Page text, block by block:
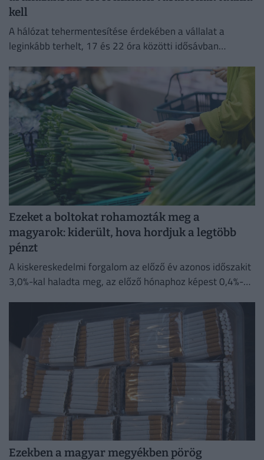
kell
A hálózat tehermentesítése érdekében a vállalat a
leginkább terhelt, 17 és 22 óra közötti idősávban
Ezeket a boltokat rohamozták meg a
magyarok: kiderült, hova hordjuk a legtöbb
pénzt
A kiskereskedelmi forgalom az előző év azonos időszakit
3,0%-kal haladta meg, az előző hónaphoz képest 0,4%-
Ezekben a magyar megyékben pörög